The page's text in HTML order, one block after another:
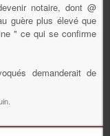
notaire, dont @
guère plus élevé que
" ce qui se confirme
demanderait de